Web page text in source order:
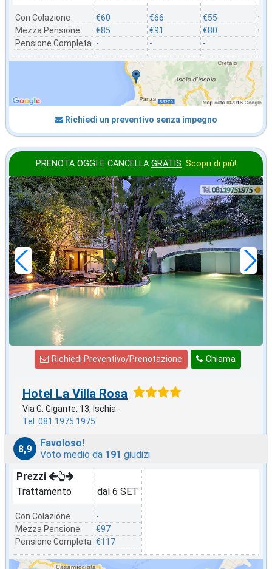
Con Colazione
Mezza Pensione
Pensione Completa
€60
€85
-
€66
€91
-
€55
€80
-
€55
€80
Richiedi un preventivo senza impegno
PRENOTA OGGI E CANCELLA GRATIS. Scopri di più!
ottobre
in offerta da
€97,00
a notte
Chiama
Richiedi Preventivo/Prenotazione
Hotel La Villa Rosa
Via G. Gigante, 13, Ischia -
Tel. 081.1975.1975
8,9
Favoloso!
Voto medio da 191 giudizi
Prezzi
Trattamento
Con Colazione
Mezza Pensione
Pensione Completa
dal 6 SET
-
€97
€117